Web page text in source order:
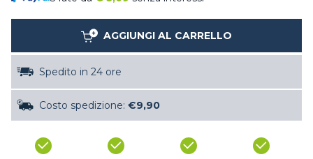
AGGIUNGI AL CARRELLO
Spedito in 24 ore
Costo spedizione: €9,90